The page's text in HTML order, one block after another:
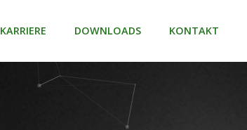
KARRIERE DOWNLOADS KONTAKT